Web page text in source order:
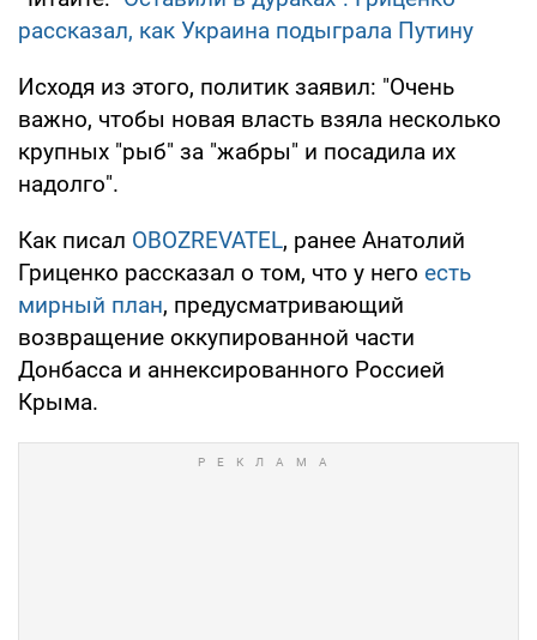
рассказал, как Украина подыграла Путину
Исходя из этого, политик заявил: "Очень
важно, чтобы новая власть взяла несколько
крупных "рыб" за "жабры" и посадила их
надолго".
Как писал OBOZREVATEL, ранее Анатолий
Гриценко рассказал о том, что у него есть
мирный план, предусматривающий
возвращение оккупированной части
Донбасса и аннексированного Россией
Крыма.